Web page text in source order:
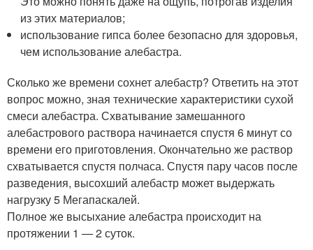
из этих материалов;
использование гипса более безопасно для здоровья,
чем использование алебастра.
Сколько же времени сохнет алебастр? Ответить на этот
вопрос можно, зная технические характеристики сухой
смеси алебастра. Схватывание замешанного
алебастрового раствора начинается спустя 6 минут со
времени его приготовления. Окончательно же раствор
схватывается спустя полчаса. Спустя пару часов после
разведения, высохший алебастр может выдержать
нагрузку 5 Мегапаскалей.
Полное же высыхание алебастра происходит на
протяжении 1 — 2 суток.